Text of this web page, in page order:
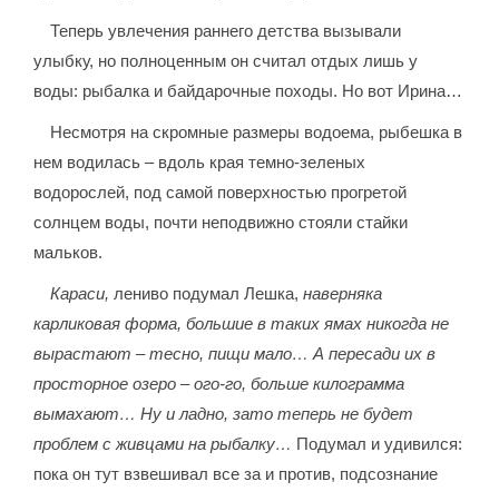
Теперь увлечения раннего детства вызывали
улыбку, но полноценным он считал отдых лишь у
воды: рыбалка и байдарочные походы. Но вот Ирина…
Несмотря на скромные размеры водоема, рыбешка в
нем водилась – вдоль края темно-зеленых
водорослей, под самой поверхностью прогретой
солнцем воды, почти неподвижно стояли стайки
мальков.
Караси, лениво подумал Лешка,наверняка
карликовая форма, большие в таких ямах никогда не
вырастают – тесно, пищи мало… А пересади их в
просторное озеро – ого-го, больше килограмма
вымахают… Ну и ладно, зато теперь не будет
проблем с живцами на рыбалку… Подумал и удивился:
пока он тут взвешивал все за и против, подсознание